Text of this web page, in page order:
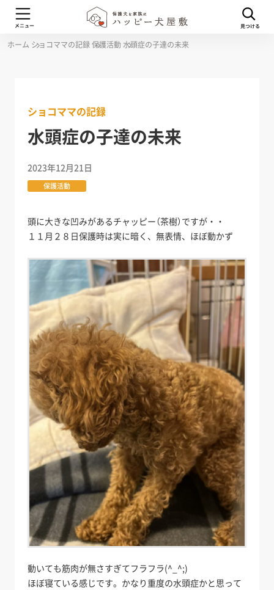
ホーム ショコママの記録保護活動 水頭症の子達の未来
ショコママの記録
水頭症の子達の未来
2023年12月21日
保護活動
頭に大きな凹みがあるチャッピー（茶樹）ですが・・
１１月２８日保護時は実に暗く、無表情、ほぼ動かず
動いても筋肉が無さすぎてフラフラ(^_^;)
ほぼ寝ている感じです。かなり重度の水頭症かと思って